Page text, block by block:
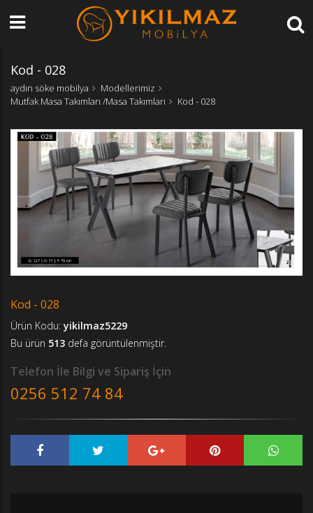
Kod - 028
aydın söke mobilya
Modellerimiz
Mutfak Masa Takımları /Masa Takımları
Kod - 028
Kod - 028
Ürün Kodu:yikilmaz5229
Bu ürün 513 defa görüntülenmiştir.
Telefon İle Bilgi ve Sipariş İçin
0256 512 74 84